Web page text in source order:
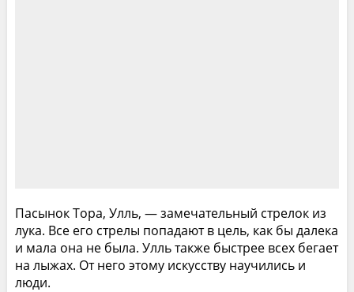
Пасынок Тора, Улль, — замечательный стрелок из
лука. Все его стрелы попадают в цель, как бы далека
и мала она не была. Улль также быстрее всех бегает
на лыжах. От него этому искусству научились и
люди.